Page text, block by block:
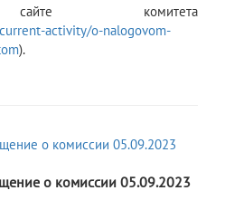
сайте комитета
activity/o-nalogovom-
).
о комиссии 05.09.2023